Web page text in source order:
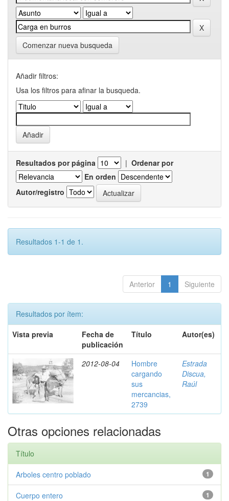
Comenzar nueva busqueda
Añadir filtros:
Usa los filtros para afinar la busqueda.
Resultados por página | Ordenar por
En orden
Autor/registro
Resultados 1-1 de 1.
Anterior 1 Siguiente
Resultados por ítem:
Vista previa
Fecha de
publicación
Título Autor(es)
2012-08-04
Hombre
cargando
sus
mercancias,
2739
Estrada
Discua,
Raúl
Otras opciones relacionadas
Título
1
Arboles centro poblado
1
Cuerpo entero